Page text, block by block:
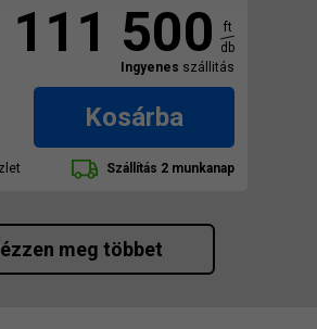
111 500
ft
db
Ingyenes szállitás
Kosárba
Szállítás 2 munkanap
meg többet